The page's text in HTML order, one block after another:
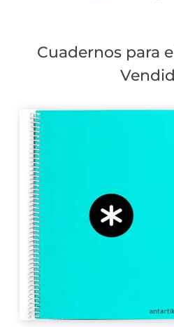
Cuadernos para